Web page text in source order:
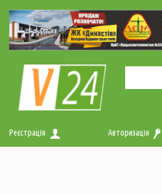
Реєстрація Авторизація